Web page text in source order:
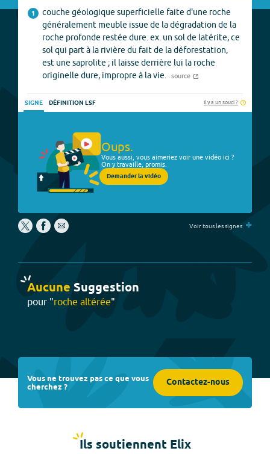
1
couche géologique superficielle faite d'une roche
généralement meuble issue de la dégradation de la
roche profonde restée dure. ex. un sol de latérite, ce
sol qui part à la rivière du fait de la déforestation,
est une saprolite ; il laisse derrière lui la roche
originelle dure, impropre à la vie.
source
SIGNE DÉFINITION LSF Il y a un souci ?
Oups.
Vous aussi, vous aimeriez voir une vidéo ici ?
On y travaille, promis.
Demander la vidéo
Voir tous les signes +
Aucune Suggestion
pour "roche altérée"
Vous ne trouvez pas ce que vous
cherchez ? Contactez-nous
Ils soutiennent Elix